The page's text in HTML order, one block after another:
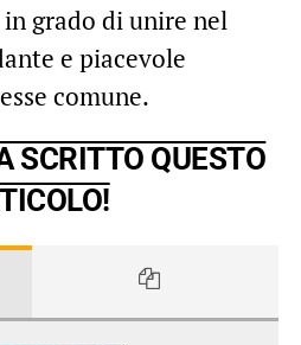
grado di unire nel
e piacevole
comune.
SCRITTO QUESTO